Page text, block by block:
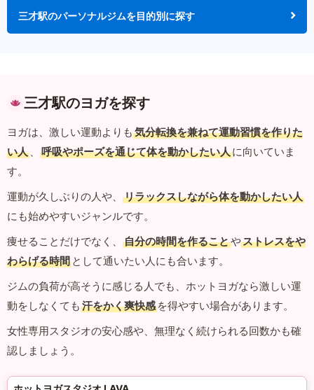
三才駅のパーソナルジムを目的別に探す
三才駅のヨガを探す
ヨガは、激しい運動よりも 気分転換を兼ねて運動習慣を作りた
い人 、 呼吸やポーズを通じて体を動かしたい人に向いていま
す。
運動が久しぶりの人や、
リラックスしながら体を動かしたい人
にも始めやすいジャンルです。
痩せることだけでなく、
自分の時間を作ることやストレスをや
わらげる時間 として通いたい人にも合います。
ジムの負荷が高そうに感じる人でも、ホットヨガなら激しい運
動をしなくても 汗をかく爽快感 を得やすい場合があります。
女性専用スタジオの安心感や、無理なく続けられる回数かも確
認しましょう。